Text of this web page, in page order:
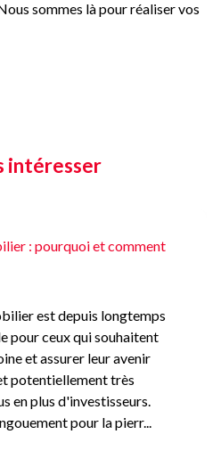
sommes là pour réaliser vos
intéresser
: pourquoi et comment
est depuis longtemps
pour ceux qui souhaitent
et assurer leur avenir
potentiellement très
en plus d'investisseurs.
pour la pierr...